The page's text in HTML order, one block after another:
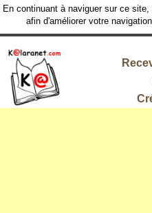
En continuant à naviguer sur ce
afin d'améliorer votre navigation.